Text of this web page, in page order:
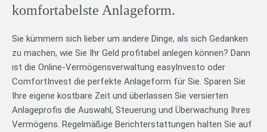
komfortabelste Anlageform.
Sie kümmern sich lieber um andere Dinge, als sich Gedanken
zu machen, wie Sie Ihr Geld profitabel anlegen können? Dann
ist die Online-Vermögensverwaltung easyInvesto oder
ComfortInvest die perfekte Anlageform für Sie. Sparen Sie
Ihre eigene kostbare Zeit und überlassen Sie versierten
Anlageprofis die Auswahl, Steuerung und Überwachung Ihres
Vermögens. Regelmäßige Berichterstattungen halten Sie auf